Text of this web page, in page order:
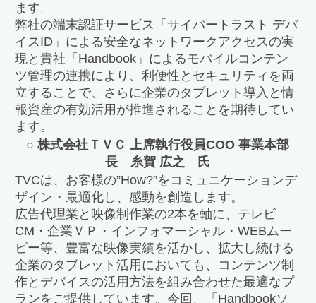
ます。
弊社の端末認証サービス「サイバートラスト デバ
イスID」による安全なネットワークアクセスの実
現と貴社「Handbook」によるモバイルコンテン
ツ管理の連携により、利便性とセキュリティを両
立することで、さらに企業のタブレット導入と情
報資産の有効活用が推進されることを期待してい
ます。
○ 株式会社ＴＶＣ 上席執行役員COO 事業本部
長 糸賀 広之 氏
TVCは、お客様の”How?”をコミュニケーションデ
ザイン・最適化し、感動を創造します。
広告代理業と映像制作業の2本を軸に、テレビ
CM・企業ＶＰ・インフォマーシャル・WEBムー
ビー等、豊富な映像実績を活かし、拡大し続ける
企業のタブレット活用においても、コンテンツ制
作とデバイスの活用方法を組み合わせた最適なプ
ランをご提供しています。今回、「Handbookソ